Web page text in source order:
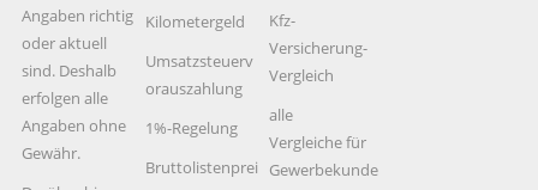
Angaben richtig
oder aktuell
sind. Deshalb
erfolgen alle
Angaben ohne
Gewähr.
Kilometergeld
Umsatzsteuerv
orauszahlung
1%-Regelung
Bruttolistenprei
Kfz-
Versicherung-
Vergleich
alle
Vergleiche für
Gewerbekunde